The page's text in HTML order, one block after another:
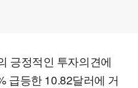
긍정적인 투자의견에
급등한 10.82달러에 거